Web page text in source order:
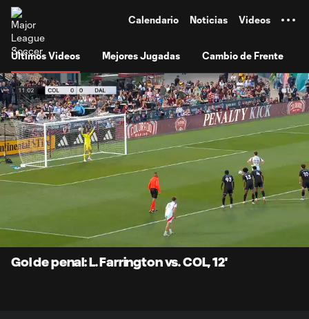
Calendario Noticias Videos
Últimos Videos Mejores Jugadas Cambio de Frente
Time
Loaded:
100.00%
0:34
Unmute Subtitles
Gol de penal: L. Farrington vs. COL, 12'